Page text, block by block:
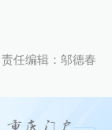
责任编辑：邬德春